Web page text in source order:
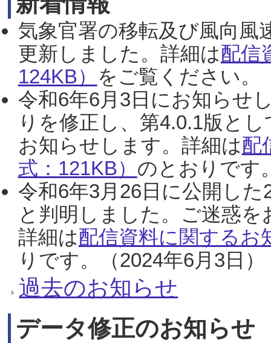
気象官署の移転及び風向風
更新しました。詳細は配信
124KB） をご覧ください。
令和6年6月3日にお知らせ
りを修正し、第4.0.1版と
お知らせします。詳細は配
式：121KB） のとおりです
令和6年3月26日に公開し
と判明しました。ご迷惑
詳細は配信資料に関するお
りです。（2024年6月3日）
過去のお知らせ
データ修正のお知らせ